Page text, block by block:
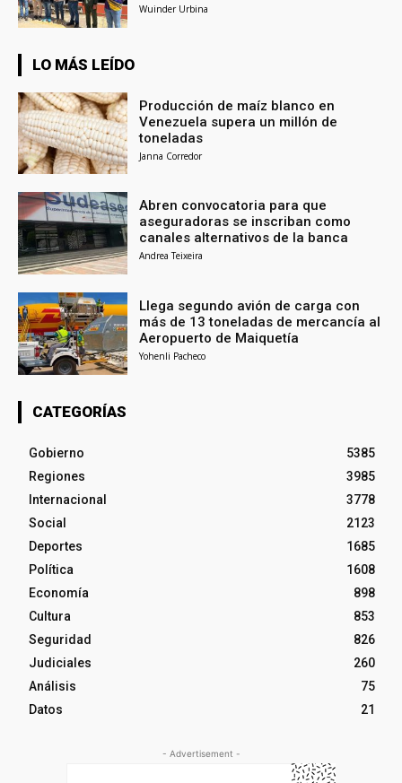
Wuinder Urbina
LO MÁS LEÍDO
Producción de maíz blanco en
Venezuela supera un millón de
toneladas
Janna Corredor
Abren convocatoria para que
aseguradoras se inscriban como
canales alternativos de la banca
Andrea Teixeira
Llega segundo avión de carga con
más de 13 toneladas de mercancía al
Aeropuerto de Maiquetía
Yohenli Pacheco
CATEGORÍAS
Gobierno
5385
Regiones
3985
Internacional
3778
Social
2123
Deportes
1685
Política
1608
Economía
898
Cultura
853
Seguridad
826
Judiciales
260
Análisis
75
Datos
21
- Advertisement -